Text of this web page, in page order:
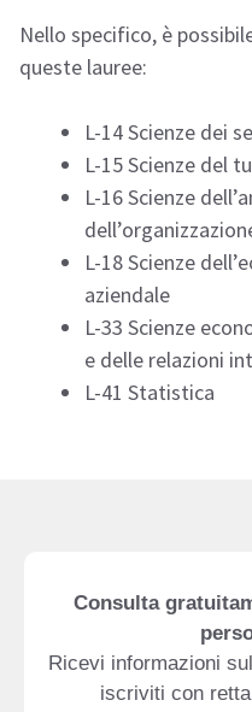
Nello specifico, è
queste lauree:
L-14 Scienze dei
L-15 Scienze del
L-16 Scienze
L-18 Scienze
aziendale
L-33 Scienze
e delle relazioni
L-41 Statistica
Consulta
Ricevi informazioni
iscriviti con